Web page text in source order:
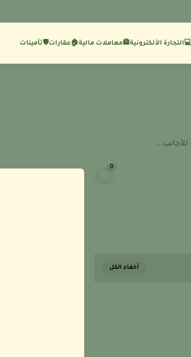
💻التجارة الألكترونية🏦معاملات مالية🏠عقارات🛡️تأمينات
للأجانب...
0